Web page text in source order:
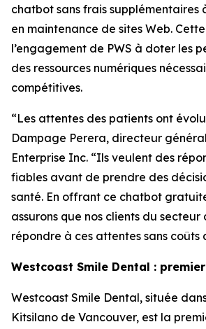
chatbot sans frais supplémentaires
en maintenance de sites Web.
l’engagement de PWS à doter les
des ressources numériques
compétitives.
“Les attentes des patients ont
Dampage Perera, directeur
Enterprise Inc. “Ils veulent des
fiables avant de prendre des
santé. En offrant ce chatbot
assurons que nos clients du
répondre à ces attentes sans coûts
Westcoast Smile Dental :
Westcoast Smile Dental, située
Kitsilano de Vancouver, est la